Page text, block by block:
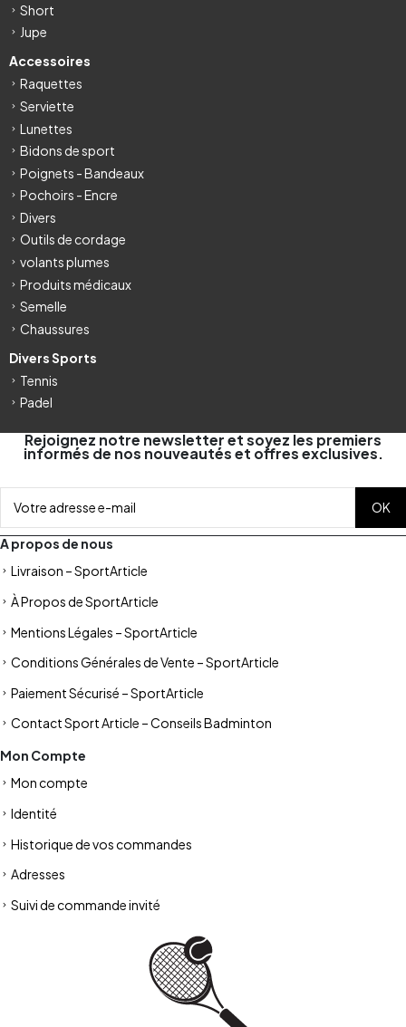
Short
Jupe
Accessoires
Raquettes
Serviette
Lunettes
Bidons de sport
Poignets - Bandeaux
Pochoirs - Encre
Divers
Outils de cordage
volants plumes
Produits médicaux
Semelle
Chaussures
Divers Sports
Tennis
Padel
Rejoignez notre newsletter et soyez les premiers
informés de nos nouveautés et offres exclusives.
A propos de nous
Livraison – SportArticle
À Propos de SportArticle
Mentions Légales – SportArticle
Conditions Générales de Vente – SportArticle
Paiement Sécurisé – SportArticle
Contact Sport Article – Conseils Badminton
Mon Compte
Mon compte
Identité
Historique de vos commandes
Adresses
Suivi de commande invité